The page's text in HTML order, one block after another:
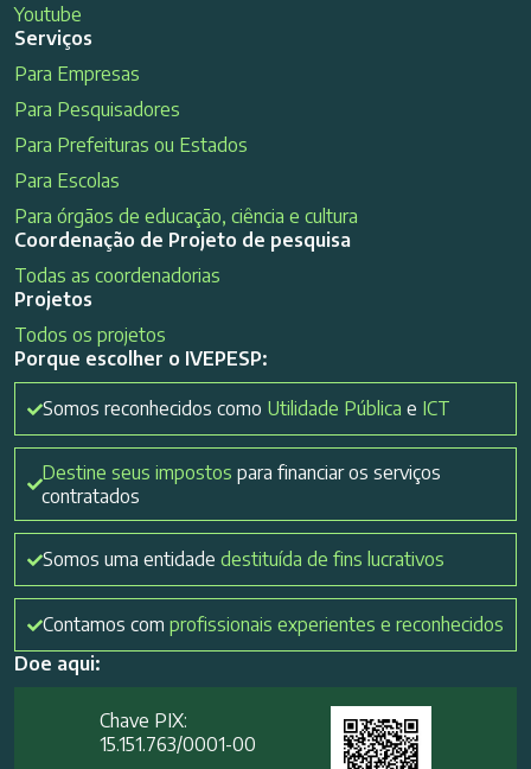
Youtube
Serviços
Para Empresas
Para Pesquisadores
Para Prefeituras ou Estados
Para Escolas
Para órgãos de educação, ciência e cultura
Coordenação de Projeto de pesquisa
Todas as coordenadorias
Projetos
Todos os projetos
Porque escolher o IVEPESP:
Somos reconhecidos como Utilidade Pública e ICT
Destine seus impostos para financiar os serviços
contratados
Somos uma entidade destituída de fins lucrativos
Contamos com profissionais experientes e reconhecidos
Doe aqui:
Chave PIX:
15.151.763/0001-00​